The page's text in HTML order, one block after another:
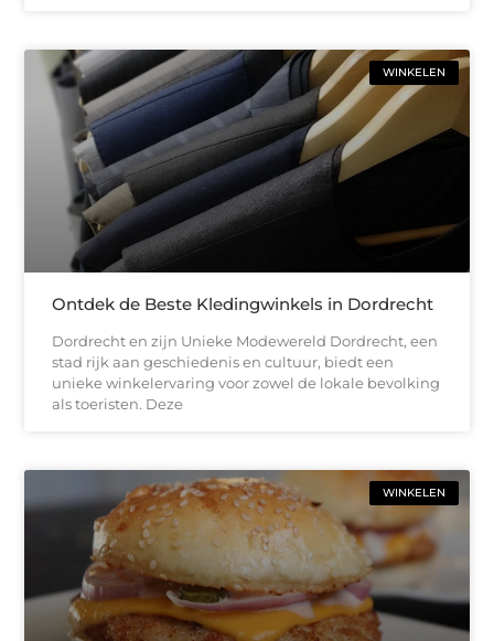
WINKELEN
Ontdek de Beste Kledingwinkels in Dordrecht
Dordrecht en zijn Unieke Modewereld Dordrecht, een
stad rijk aan geschiedenis en cultuur, biedt een
unieke winkelervaring voor zowel de lokale bevolking
als toeristen. Deze
WINKELEN